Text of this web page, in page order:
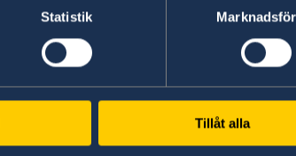
Statistik
Tillåt alla